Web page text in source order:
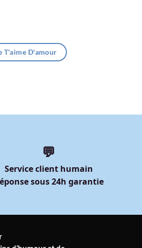
T'aime D'amour
💬
Service client humain
sous 24h garantie